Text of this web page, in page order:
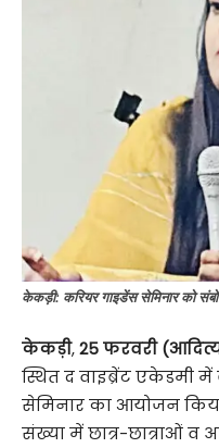
केकड़ी: करियर गाइडेंस सेमिनार को
केकड़ी,25 फरवरी
स्थित द वाइब्रेंट एकेडमी
सेमिनार का आयोजन
संख्या में छात्र-छात्राओं